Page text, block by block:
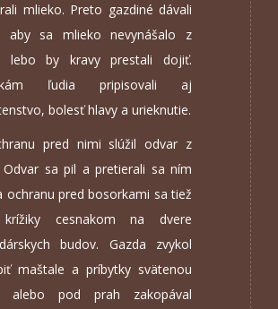
mlieko. Preto gazdiné dávali
aby sa mlieko nevynášalo z
lebo by kravy prestali dojiť.
ľudia pripisovali aj
bolesť hlavy a urieknutie.
pred nimi slúžil odvar z
Odvar sa pil a pretierali sa ním
ochranu pred bosorkami sa tiež
cesnakom na dvere
budov. Gazda zvykol
maštale a príbytky svätenou
alebo pod prah zakopával